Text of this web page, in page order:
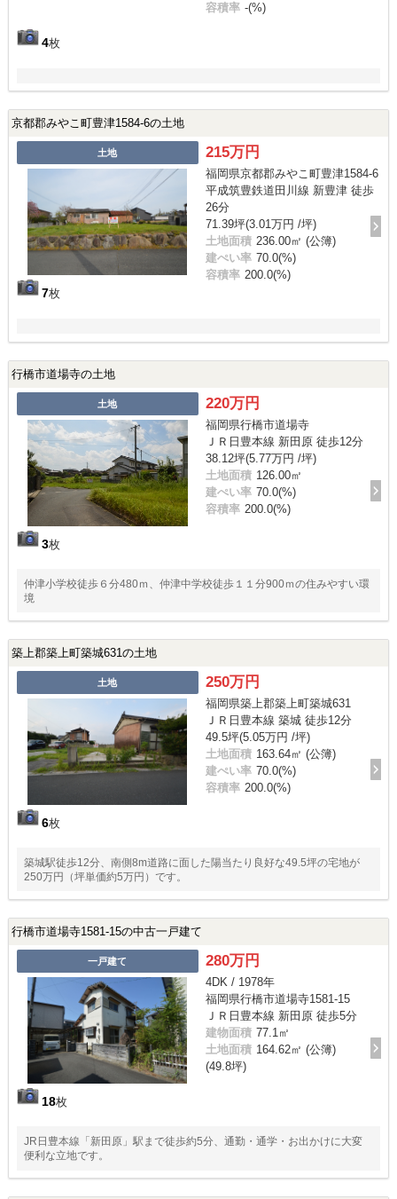
4枚
容積率 -(%)
京都郡みやこ町豊津1584-6の土地
土地
7枚
215万円
福岡県京都郡みやこ町豊津1584-6
平成筑豊鉄道田川線 新豊津 徒歩
26分
71.39坪(3.01万円 /坪)
土地面積 236.00㎡ (公簿)
建ぺい率 70.0(%)
容積率 200.0(%)
行橋市道場寺の土地
土地
3枚
220万円
福岡県行橋市道場寺
ＪＲ日豊本線 新田原 徒歩12分
38.12坪(5.77万円 /坪)
土地面積 126.00㎡
建ぺい率 70.0(%)
容積率 200.0(%)
仲津小学校徒歩６分480ｍ、仲津中学校徒歩１１分900ｍの住みやすい環
境
築上郡築上町築城631の土地
土地
6枚
250万円
福岡県築上郡築上町築城631
ＪＲ日豊本線 築城 徒歩12分
49.5坪(5.05万円 /坪)
土地面積 163.64㎡ (公簿)
建ぺい率 70.0(%)
容積率 200.0(%)
築城駅徒歩12分、南側8m道路に面した陽当たり良好な49.5坪の宅地が
250万円（坪単価約5万円）です。
行橋市道場寺1581-15の中古一戸建て
一戸建て
18枚
280万円
4DK / 1978年
福岡県行橋市道場寺1581-15
ＪＲ日豊本線 新田原 徒歩5分
建物面積 77.1㎡
土地面積 164.62㎡ (公簿)
(49.8坪)
JR日豊本線「新田原」駅まで徒歩約5分、通勤・通学・お出かけに大変
便利な立地です。